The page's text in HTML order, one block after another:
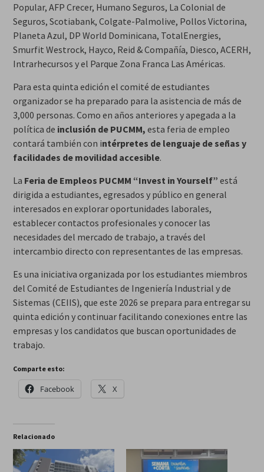
Popular, AFP Crecer, Humano Seguros, La Colonial de
Seguros, Scotiabank, Colgate-Palmolive, Pollos Victorina,
Planeta Azul, DP World Dominicana, TotalEnergies,
Smurfit Westrock, Hayco, Reid & Compañía, Diesco, ACERH,
Intrarhecursos y el Parque Zona Franca Las Américas.
Para esta quinta edición el comité de estudiantes
organizador se ha preparado para la asistencia de más de
3,000 personas. Como en años anteriores y apegada a la
política de inclusión de PUCMM, esta feria de empleo
contará también con intérpretes de lenguaje de señas y
facilidades de movilidad accesible.
La Feria de Empleos PUCMM “Invest in Yourself” está
dirigida a estudiantes, egresados y público en general
interesados en explorar oportunidades laborales,
establecer contactos profesionales y conocer las
necesidades del mercado de trabajo, a través del
intercambio directo con representantes de las empresas.
Es una iniciativa organizada por los estudiantes miembros
del Comité de Estudiantes de Ingeniería Industrial y de
Sistemas (CEIIS), que este 2026 se prepara para entregar su
quinta edición y continuar facilitando conexiones entre las
empresas y los candidatos que buscan oportunidades de
trabajo.
Comparte esto:
Facebook X
Relacionado